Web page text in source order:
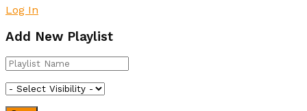
Log In
Add New Playlist